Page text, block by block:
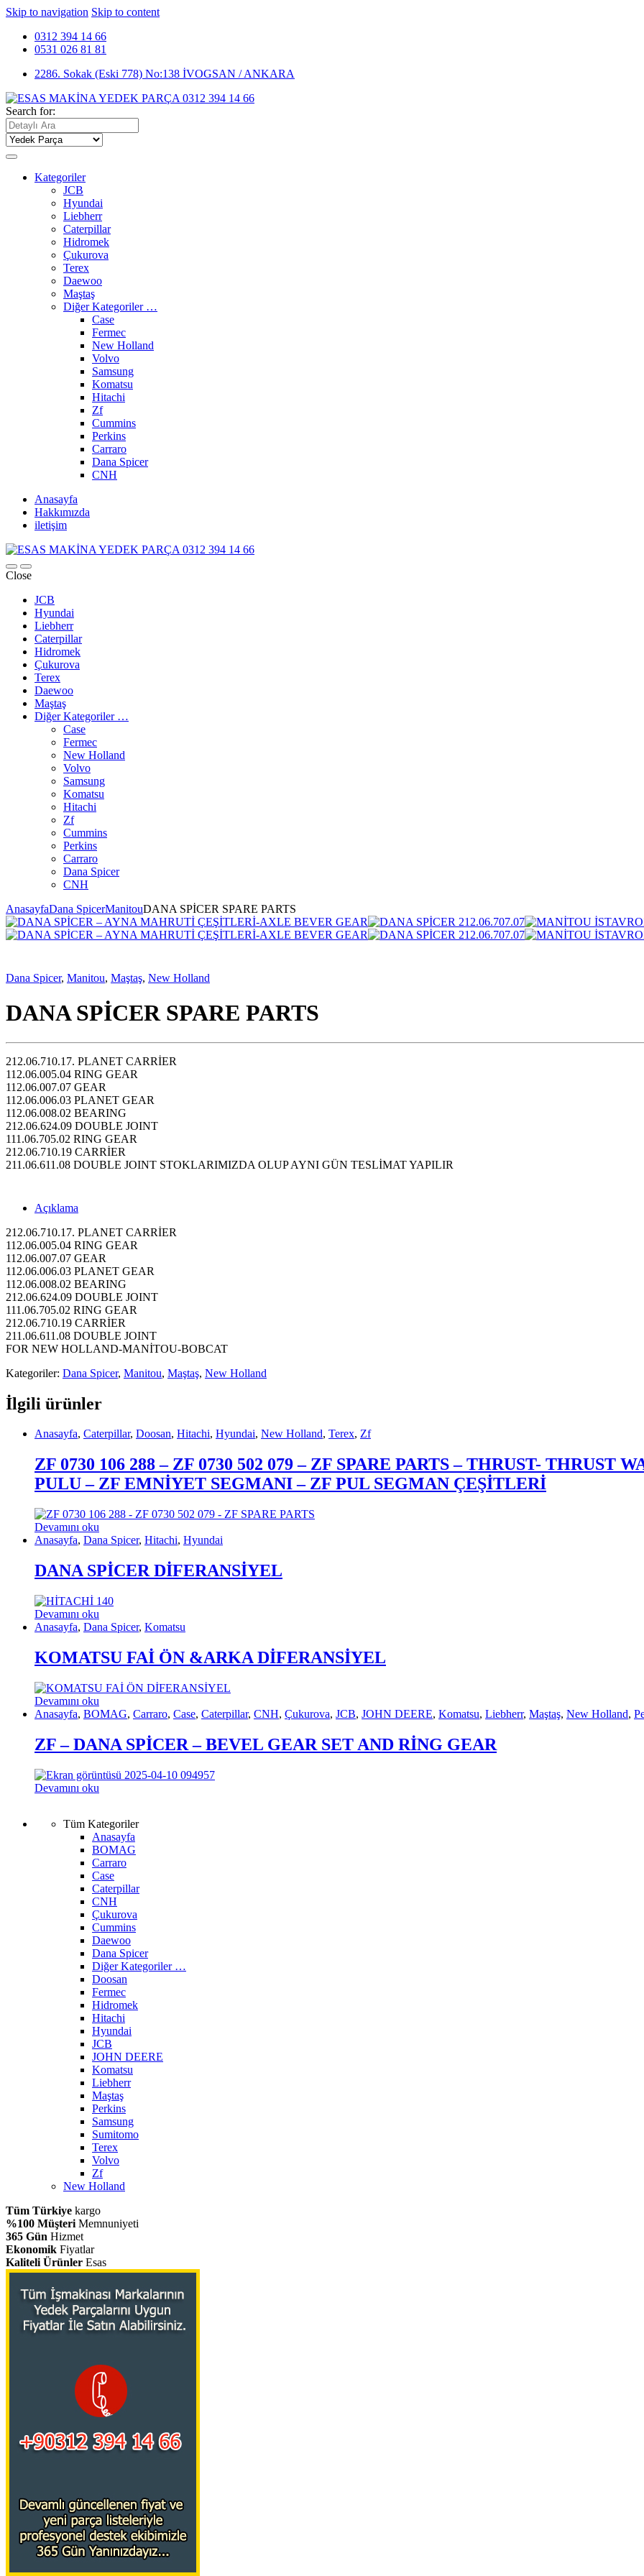
Skip to navigation Skip to content
0312 394 14 66
0531 026 81 81
2286. Sokak (Eski 778) No:138 İVOGSAN / ANKARA
Search for:
Kategoriler
JCB
Hyundai
Liebherr
Caterpillar
Hidromek
Çukurova
Terex
Daewoo
Maştaş
Diğer Kategoriler …
Case
Fermec
New Holland
Volvo
Samsung
Komatsu
Hitachi
Zf
Cummins
Perkins
Carraro
Dana Spicer
CNH
Anasayfa
Hakkımızda
iletişim
Close
JCB
Hyundai
Liebherr
Caterpillar
Hidromek
Çukurova
Terex
Daewoo
Maştaş
Diğer Kategoriler …
Case
Fermec
New Holland
Volvo
Samsung
Komatsu
Hitachi
Zf
Cummins
Perkins
Carraro
Dana Spicer
CNH
AnasayfaDana SpicerManitouDANA SPİCER SPARE PARTS
Dana Spicer, Manitou, Maştaş, New Holland
DANA SPİCER SPARE PARTS
212.06.710.17. PLANET CARRİER
112.06.005.04 RING GEAR
112.06.007.07 GEAR
112.06.006.03 PLANET GEAR
112.06.008.02 BEARING
212.06.624.09 DOUBLE JOINT
111.06.705.02 RING GEAR
212.06.710.19 CARRİER
211.06.611.08 DOUBLE JOINT STOKLARIMIZDA OLUP AYNI GÜN TESLİMAT YAPILIR
Açıklama
212.06.710.17. PLANET CARRİER
112.06.005.04 RING GEAR
112.06.007.07 GEAR
112.06.006.03 PLANET GEAR
112.06.008.02 BEARING
212.06.624.09 DOUBLE JOINT
111.06.705.02 RING GEAR
212.06.710.19 CARRİER
211.06.611.08 DOUBLE JOINT
FOR NEW HOLLAND-MANİTOU-BOBCAT
Kategoriler: Dana Spicer, Manitou, Maştaş, New Holland
İlgili ürünler
Anasayfa, Caterpillar, Doosan, Hitachi, Hyundai, New Holland, Terex, Zf
ZF 0730 106 288 – ZF 0730 502 079 – ZF SPARE PARTS – THRUST- THRUST
PULU – ZF EMNİYET SEGMANI – ZF PUL SEGMAN ÇEŞİTLERİ
Devamını oku
Anasayfa, Dana Spicer, Hitachi, Hyundai
DANA SPİCER DİFERANSİYEL
Devamını oku
Anasayfa, Dana Spicer, Komatsu
KOMATSU FAİ ÖN &ARKA DİFERANSİYEL
Devamını oku
Anasayfa, BOMAG, Carraro, Case, Caterpillar, CNH, Çukurova, JCB, JOHN DEERE, Komatsu, Liebherr, Maştaş, New Holland,
ZF – DANA SPİCER – BEVEL GEAR SET AND RİNG GEAR
Devamını oku
Tüm Kategoriler
Anasayfa
BOMAG
Carraro
Case
Caterpillar
CNH
Çukurova
Cummins
Daewoo
Dana Spicer
Diğer Kategoriler …
Doosan
Fermec
Hidromek
Hitachi
Hyundai
JCB
JOHN DEERE
Komatsu
Liebherr
Maştaş
Perkins
Samsung
Sumitomo
Terex
Volvo
Zf
New Holland
Tüm Türkiye kargo
%100 Müşteri Memnuniyeti
365 Gün Hizmet
Ekonomik Fiyatlar
Kaliteli Ürünler Esas